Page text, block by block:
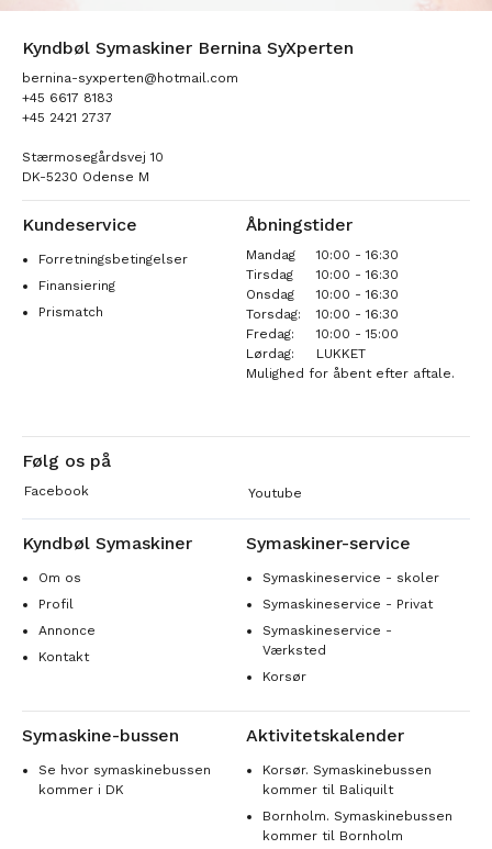
Kyndbøl Symaskiner Bernina SyXperten
bernina-syxperten@hotmail.com
+45 6617 8183
+45 2421 2737
Stærmosegårdsvej 10
DK-5230 Odense M
Kundeservice
Forretningsbetingelser
Finansiering
Prismatch
Åbningstider
Mandag
10:00 - 16:30
Tirsdag
10:00 - 16:30
Onsdag
10:00 - 16:30
Torsdag:
10:00 - 16:30
Fredag:
10:00 - 15:00
Lørdag:
LUKKET
Mulighed for åbent efter aftale.
Følg os på
Facebook Youtube
Kyndbøl Symaskiner
Om os
Profil
Annonce
Kontakt
Symaskiner-service
Symaskineservice - skoler
Symaskineservice - Privat
Symaskineservice -
Værksted
Korsør
Symaskine-bussen
Se hvor symaskinebussen
kommer i DK
Aktivitetskalender
Korsør. Symaskinebussen
kommer til Baliquilt
Bornholm. Symaskinebussen
kommer til Bornholm